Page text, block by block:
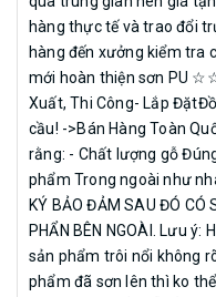
hàng thực tế và trao
hàng đến xưởng kiểm tra
mới hoàn thiện sơn PU
Xuất, Thi Công- Lắp
cầu! ->Bán Hàng Toàn
rằng: - Chất lượng gỗ
phẩm Trong ngoài như
KÝ BẢO ĐẢM SAU ĐÓ CÓ
PHẨN BÊN NGOÀI. Lưu
sản phẩm trôi nổi không
phẩm đã sơn lên thì ko